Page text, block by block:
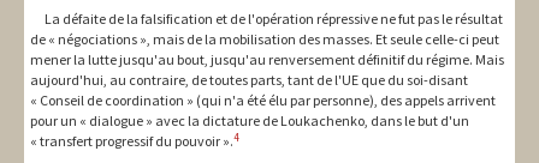
La défaite de la falsification et de l'opération répressive ne fut pas le résultat
de « négociations », mais de la mobilisation des masses. Et seule celle-ci peut
mener la lutte jusqu'au bout, jusqu'au renversement définitif du régime. Mais
aujourd'hui, au contraire, de toutes parts, tant de l'UE que du soi-disant
« Conseil de coordination » (qui n'a été élu par personne), des appels arrivent
pour un « dialogue » avec la dictature de Loukachenko, dans le but d'un
« transfert progressif du pouvoir ».4